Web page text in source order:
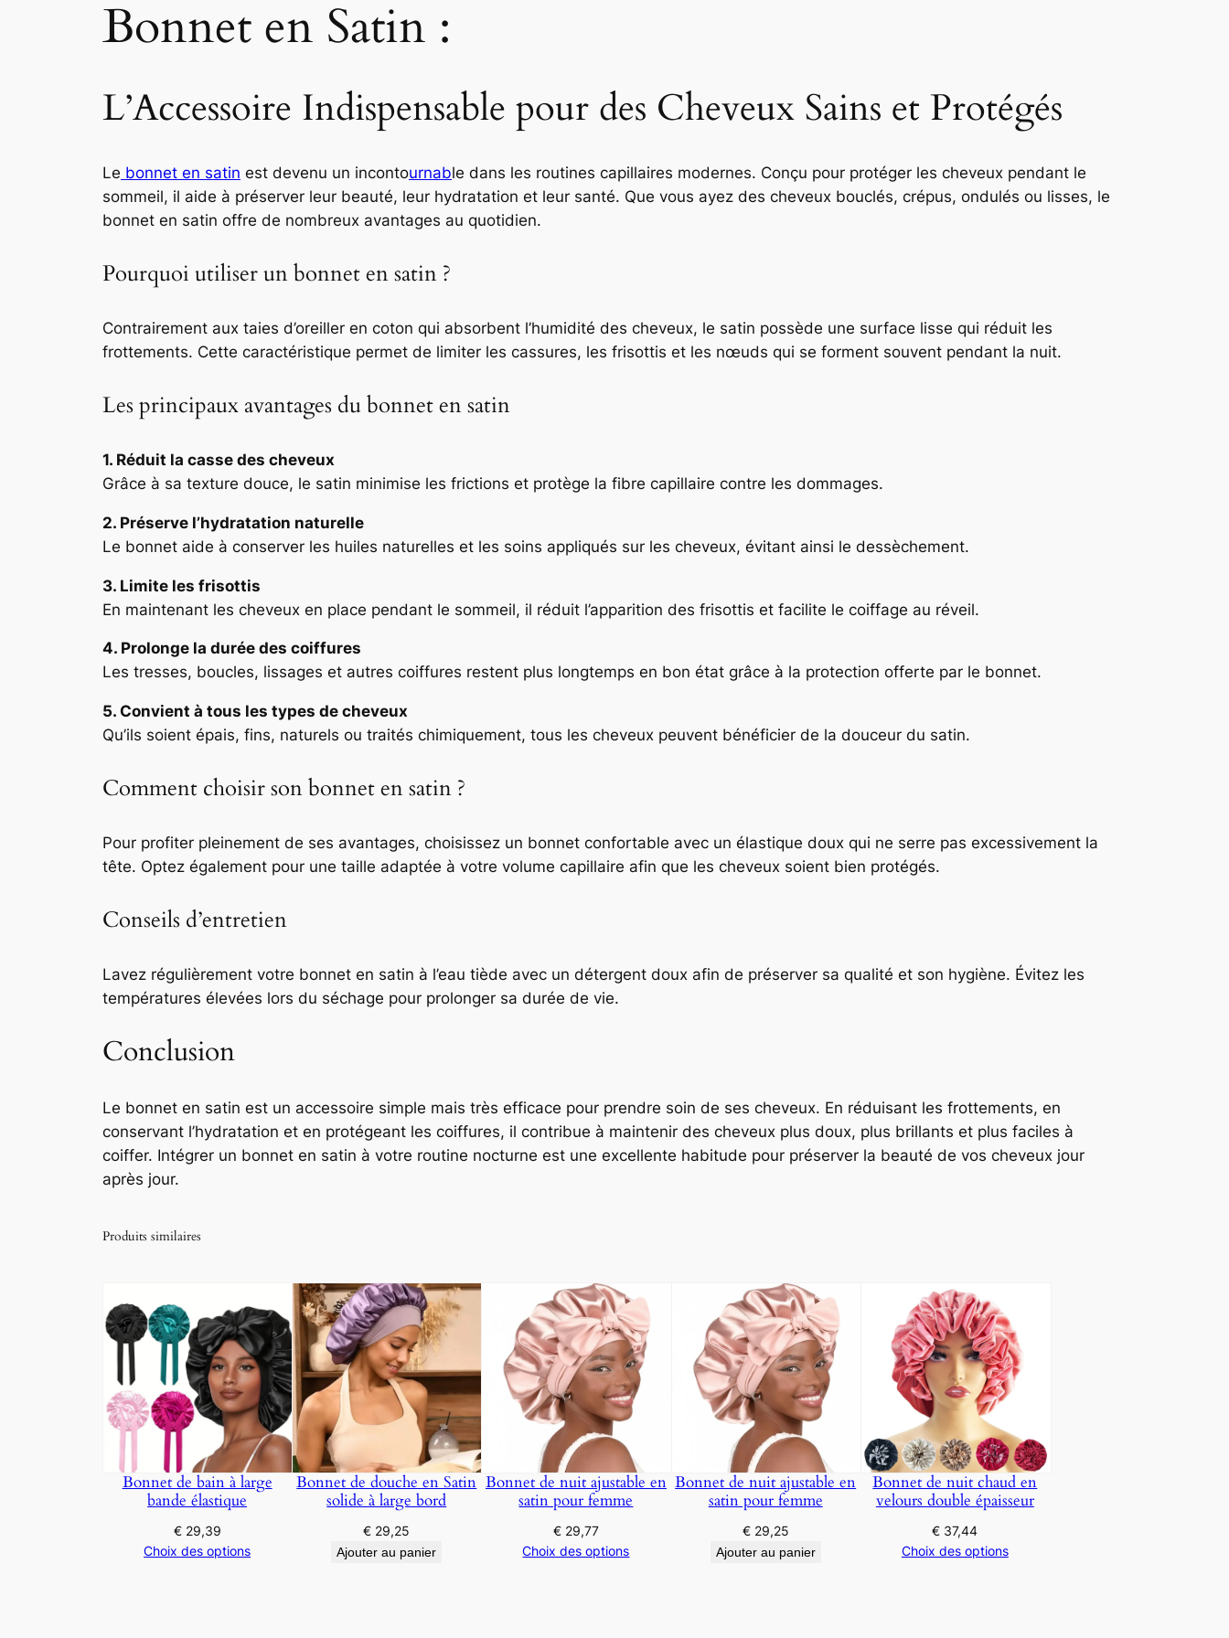
t
s
a
l
a
r
Bonnet en Satin :
L’Accessoire Indispensable pour des Cheveux Sains et Protégés
Le bonnet en satin est devenu un incontournable dans les routines capillaires modernes. Conçu pour protéger les cheveux pendant le
sommeil, il aide à préserver leur beauté, leur hydratation et leur santé. Que vous ayez des cheveux bouclés, crépus, ondulés ou lisses, le
bonnet en satin offre de nombreux avantages au quotidien.
Pourquoi utiliser un bonnet en satin ?
Contrairement aux taies d’oreiller en coton qui absorbent l’humidité des cheveux, le satin possède une surface lisse qui réduit les
frottements. Cette caractéristique permet de limiter les cassures, les frisottis et les nœuds qui se forment souvent pendant la nuit.
Les principaux avantages du bonnet en satin
1. Réduit la casse des cheveux
Grâce à sa texture douce, le satin minimise les frictions et protège la fibre capillaire contre les dommages.
2. Préserve l’hydratation naturelle
Le bonnet aide à conserver les huiles naturelles et les soins appliqués sur les cheveux, évitant ainsi le dessèchement.
3. Limite les frisottis
En maintenant les cheveux en place pendant le sommeil, il réduit l’apparition des frisottis et facilite le coiffage au réveil.
4. Prolonge la durée des coiffures
Les tresses, boucles, lissages et autres coiffures restent plus longtemps en bon état grâce à la protection offerte par le bonnet.
5. Convient à tous les types de cheveux
Qu’ils soient épais, fins, naturels ou traités chimiquement, tous les cheveux peuvent bénéficier de la douceur du satin.
Comment choisir son bonnet en satin ?
Pour profiter pleinement de ses avantages, choisissez un bonnet confortable avec un élastique doux qui ne serre pas excessivement la
tête. Optez également pour une taille adaptée à votre volume capillaire afin que les cheveux soient bien protégés.
Conseils d’entretien
Lavez régulièrement votre bonnet en satin à l’eau tiède avec un détergent doux afin de préserver sa qualité et son hygiène. Évitez les
températures élevées lors du séchage pour prolonger sa durée de vie.
Conclusion
Le bonnet en satin est un accessoire simple mais très efficace pour prendre soin de ses cheveux. En réduisant les frottements, en
conservant l’hydratation et en protégeant les coiffures, il contribue à maintenir des cheveux plus doux, plus brillants et plus faciles à
coiffer. Intégrer un bonnet en satin à votre routine nocturne est une excellente habitude pour préserver la beauté de vos cheveux jour
après jour.
Produits similaires
Bonnet de bain à large
bande élastique
€29,39
Choix des options
Bonnet de douche en Satin
solide à large bord
€ 29,25
Ajouter au panier
Bonnet de nuit ajustable en
satin pour femme
€29,77
Choix des options
Bonnet de nuit ajustable en
satin pour femme
€29,25
Ajouter au panier
Bonnet de nuit chaud en
velours double épaisseur
€ 37,44
Choix des options